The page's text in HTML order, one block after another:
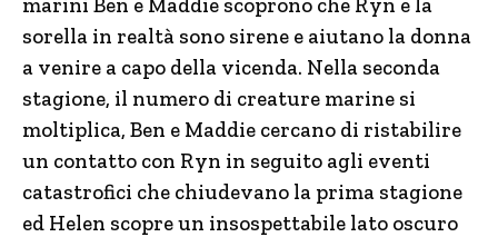
sorella in realtà sono sirene e aiutano la donna
a venire a capo della vicenda. Nella seconda
stagione, il numero di creature marine si
moltiplica, Ben e Maddie cercano di ristabilire
un contatto con Ryn in seguito agli eventi
catastrofici che chiudevano la prima stagione
ed Helen scopre un insospettabile lato oscuro